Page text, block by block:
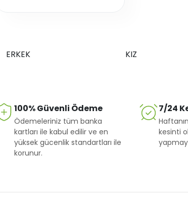
ERKEK KIZ
100% Güvenli Ödeme
Ödemeleriniz tüm banka
kartları ile kabul edilir ve en
yüksek gücenlik standartları ile
korunur.
7/24
kesinti